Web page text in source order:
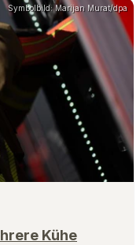
Symbolbild: Marijan Murat/dpa
Kühe